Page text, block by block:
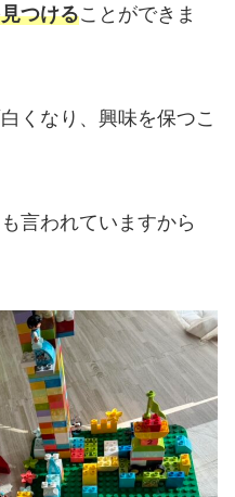
つけることができま
くなり、興味を保つこ
言われていますから